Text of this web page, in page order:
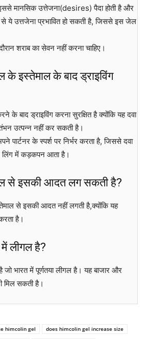
मानसिक उत्तेजना(desires) पैदा होती है और
ये उत्तजेना प्रभावित हो सकती है, जिससे इस जेल
शराब का सेवन नहीं करना चाहिए।
के इस्तेमाल के बाद ड्राइविंग
के बाद ड्राइविंग करना सुरक्षित है क्योंकि यह दवा
उत्पन्न नहीं कर सकती है।
के स्पर्श पर निर्भर करता है, जिससे दवा
लिंग में कड़कपन आता है।
से इसकी आदत लग सकती है?
से इसकी आदत नहीं लगती है,क्योंकि यह
है।
लीगल है?
जो भारत में पूर्णतया लीगल है। यह बाजार और
मिल सकती है।
himcolin gel
does himcolin gel increase size